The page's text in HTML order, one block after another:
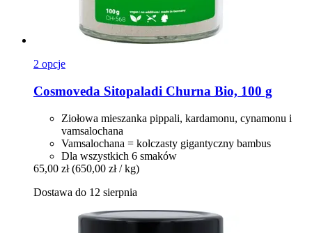
2 opcje
Cosmoveda Sitopaladi Churna Bio, 100 g
Ziołowa mieszanka pippali, kardamonu, cynamonu i
vamsalochana
Vamsalochana = kolczasty gigantyczny bambus
Dla wszystkich 6 smaków
65,00 zł (650,00 zł / kg)
Dostawa do 12 sierpnia